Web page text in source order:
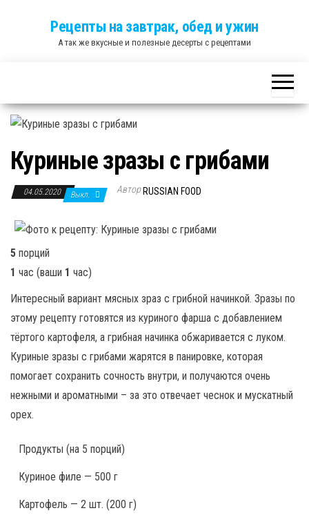
Рецепты на завтрак, обед и ужин
А так же вкусные и полезные десерты с рецептами
Куриные зразы с грибами
04.05.2020 Выкл. Автор RUSSIAN FOOD
5 порций
1 час (ваши 1 час)
Интересный вариант мясных зраз с грибной начинкой. Зразы по
этому рецепту готовятся из куриного фарша с добавлением
тёртого картофеля, а грибная начинка обжаривается с луком.
Куриные зразы с грибами жарятся в панировке, которая
помогает сохранить сочность внутри, и получаются очень
нежными и ароматными – за это отвечает чеснок и мускатный
орех.
Продукты (на 5 порций)
Куриное филе — 500 г
Картофель — 2 шт. (200 г)